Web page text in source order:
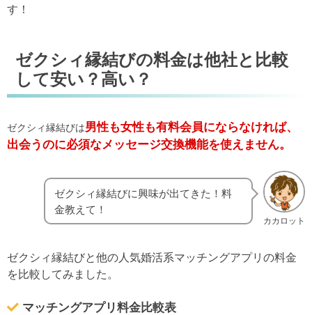
す！
ゼクシィ縁結びの料金は他社と比較
して安い？高い？
ゼクシィ縁結びは男性も女性も有料会員にならなければ、
出会うのに必須なメッセージ交換機能を使えません。
カカロット
ゼクシィ縁結びに興味が出てきた！料
金教えて！
ゼクシィ縁結びと他の人気婚活系マッチングアプリの料金
を比較してみました。
マッチングアプリ料金比較表